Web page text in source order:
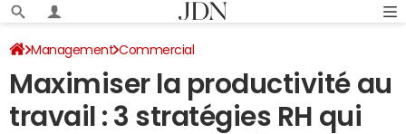
Management Commercial
Maximiser la productivité au
travail : 3 stratégies RH qui